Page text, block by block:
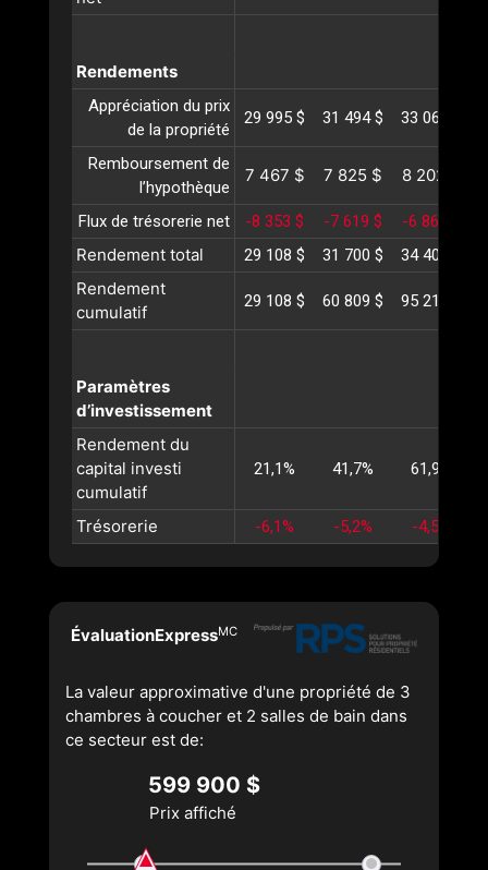
Rendements
Appréciation du prix
de la propriété
29 995 $ 31 494 $ 33 069 $
Remboursement de
l’hypothèque
7 467 $ 7 825 $ 8 202 $
Flux de trésorerie net -8 353 $ -7 619 $ -6 862 $
Rendement total 29 108 $ 31 700 $ 34 408 $
Rendement
cumulatif
29 108 $ 60 809 $ 95 218 $
Paramètres
d’investissement
Rendement du
capital investi
cumulatif
21,1% 41,7% 61,9%
Trésorerie -6,1% -5,2% -4,5%
ÉvaluationExpressMC
La valeur approximative d'une propriété de 3
chambres à coucher et 2 salles de bain dans
ce secteur est de:
599 900 $
Prix affiché